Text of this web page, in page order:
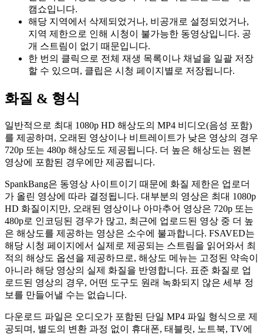
캠쇼입니다.
해당 지역에서 삭제되었거나, 비공개로 설정되었거나,
지역 제한으로 인해 시청이 불가능한 동영상입니다. 공
개 스트림이 없기 때문입니다.
한 번의 클릭으로 전체 재생 목록이나 채널을 일괄 저장
할 수 있으며, 클립은 시청 페이지별로 저장됩니다.
화질 & 형식
일반적으로 최대 1080p HD 해상도의 MP4 비디오(음성 포함)
를 제공하며, 오래된 영상이나 비트레이트가 낮은 영상의 경우
720p 또는 480p 해상도도 제공됩니다. 더 높은 해상도는 원본
영상에 포함된 경우에만 제공됩니다.
SpankBang은 동영상 사이트이기 때문에 화질 제한은 업로더
가 올린 영상에 따라 결정됩니다. 대부분의 영상은 최대 1080p
HD 화질이지만, 오래된 영상이나 아마추어 영상은 720p 또는
480p로 인코딩된 경우가 많고, 최근에 업로드된 영상 중 더 높
은 해상도를 제공하는 영상은 소수에 불과합니다. FSAVED는
해당 시청 페이지에서 실제로 제공되는 스트림을 읽어와서 최
적의 해상도 옵션을 제공하므로, 해상도 메뉴는 고정된 약속이
아니라 해당 영상의 실제 화질을 반영합니다. 표준 화질로 업
로드된 영상의 경우, 어떤 도구도 원래 녹화되지 않은 세부 정
보를 만들어낼 수는 없습니다.
다운로드 파일은 오디오가 포함된 단일 MP4 파일 형식으로 제
공되며, 별도의 변환 과정 없이 휴대폰, 태블릿, 노트북, TV에